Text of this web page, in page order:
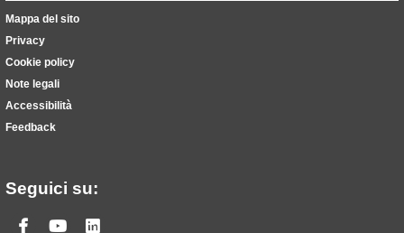
Mappa del sito
Privacy
Cookie policy
Note legali
Accessibilità
Feedback
Seguici su:
Facebook
Youtube